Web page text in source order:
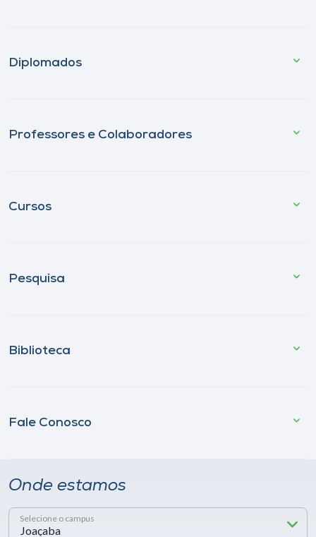
Diplomados
Professores e Colaboradores
Cursos
Pesquisa
Biblioteca
Fale Conosco
Onde estamos
Selecione o campus